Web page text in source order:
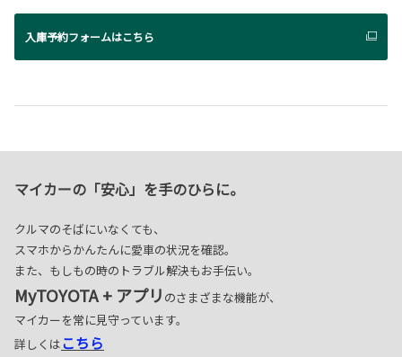
入庫予約フォームはこちら
マイカーの「安心」を手のひらに。
クルマのそばにいなくても、
スマホからかんたんに愛車の状況を確認。
また、もしもの時のトラブル解決もお手伝い。
MyTOYOTA + アプリ のさまざまな機能が、
マイカーを常に見守っています。
詳しくはこちら